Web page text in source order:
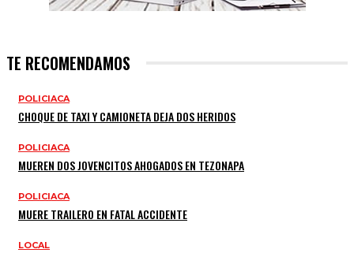
TE RECOMENDAMOS
POLICIACA
CHOQUE DE TAXI Y CAMIONETA DEJA DOS HERIDOS
POLICIACA
MUEREN DOS JOVENCITOS AHOGADOS EN TEZONAPA
POLICIACA
MUERE TRAILERO EN FATAL ACCIDENTE
LOCAL